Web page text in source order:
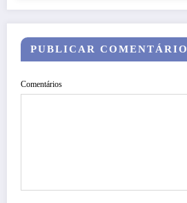
PUBLICAR COMENTÁRIO
Comentários